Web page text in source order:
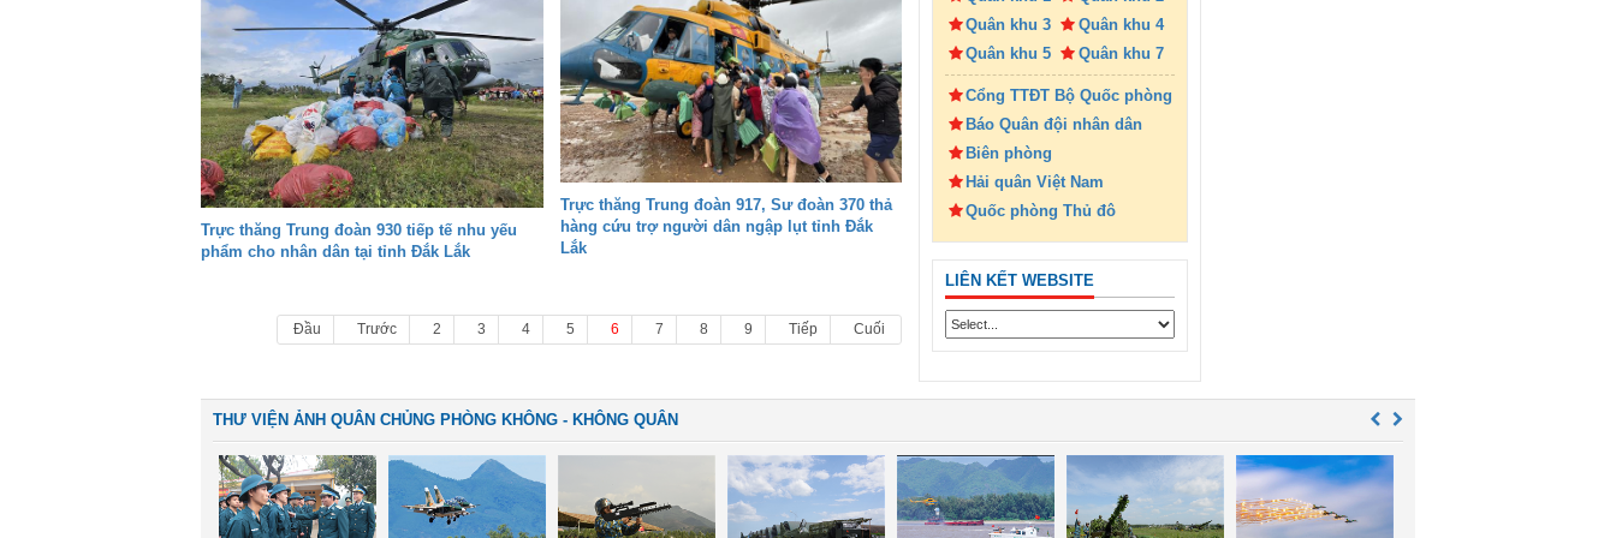
Trực thăng Trung đoàn 930 tiếp tế nhu yếu
phẩm cho nhân dân tại tỉnh Đắk Lắk
Trực thăng Trung đoàn 917, Sư đoàn 370 thả
hàng cứu trợ người dân ngập lụt tỉnh Đắk
Lắk
Đầu Trước 2 3 4 5 6 7 8 9 Tiếp Cuối
Quân khu 3
Quân khu 4
Quân khu 5
Quân khu 7
Cổng TTĐT Bộ Quốc phòng
Báo Quân đội nhân dân
Biên phòng
Hải quân Việt Nam
Quốc phòng Thủ đô
LIÊN KẾT WEBSITE
THƯ VIỆN ẢNH QUÂN CHỦNG PHÒNG KHÔNG - KHÔNG QUÂN